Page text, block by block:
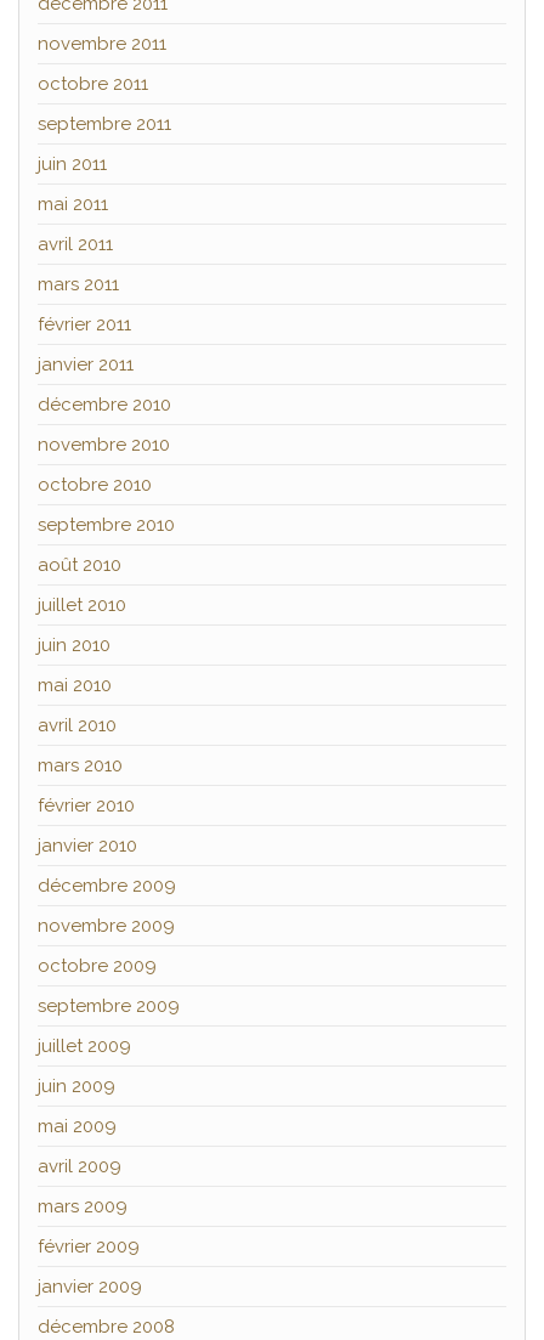
novembre 2011
octobre 2011
septembre 2011
juin 2011
mai 2011
avril 2011
mars 2011
février 2011
janvier 2011
décembre 2010
novembre 2010
octobre 2010
septembre 2010
août 2010
juillet 2010
juin 2010
mai 2010
avril 2010
mars 2010
février 2010
janvier 2010
décembre 2009
novembre 2009
octobre 2009
septembre 2009
juillet 2009
juin 2009
mai 2009
avril 2009
mars 2009
février 2009
janvier 2009
décembre 2008